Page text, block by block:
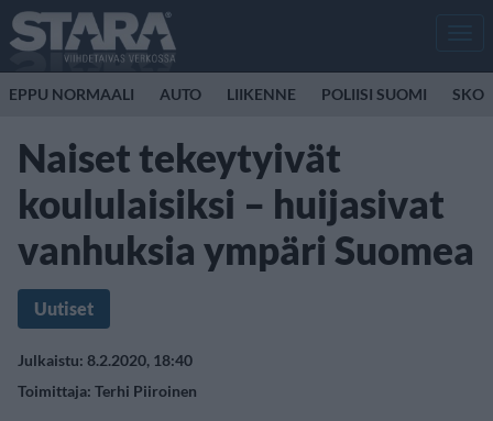
EPPU NORMAALI AUTO LIIKENNE POLIISI SUOMI
Naiset tekeytyivät
koululaisiksi – huijasivat
vanhuksia ympäri Suomea
Uutiset
Julkaistu: 8.2.2020, 18:40
Toimittaja: Terhi Piiroinen